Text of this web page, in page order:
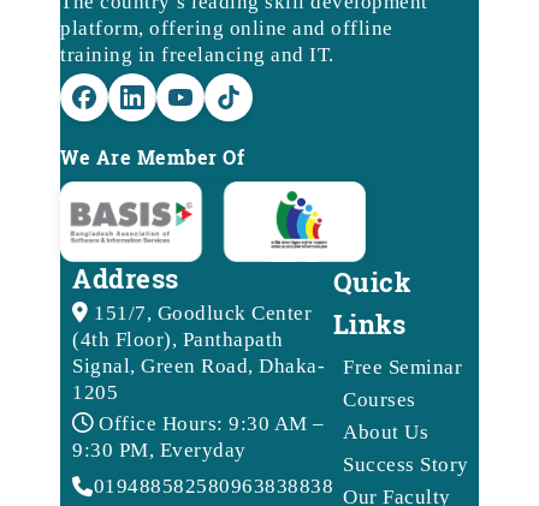
platform, offering online and offline
training in freelancing and IT.
We Are Member Of
Address
151/7, Goodluck Center
(4th Floor), Panthapath
Signal, Green Road, Dhaka-
1205
Office Hours: 9:30 AM –
9:30 PM, Everyday
0194885825809638388388
Quick
Links
Free Seminar
Courses
About Us
Success Story
Our Faculty